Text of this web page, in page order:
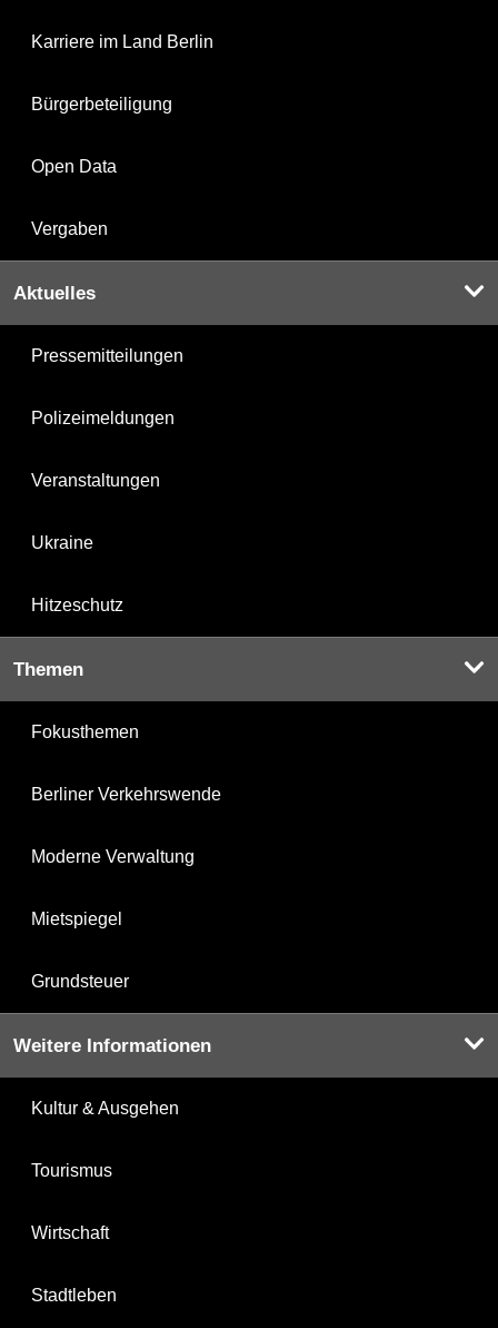
Karriere im Land Berlin
Bürgerbeteiligung
Open Data
Vergaben
Aktuelles
Pressemitteilungen
Polizeimeldungen
Veranstaltungen
Ukraine
Hitzeschutz
Themen
Fokusthemen
Berliner Verkehrswende
Moderne Verwaltung
Mietspiegel
Grundsteuer
Weitere Informationen
Kultur & Ausgehen
Tourismus
Wirtschaft
Stadtleben